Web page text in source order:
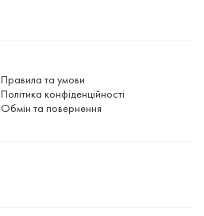
Правила та умови
Політика конфіденційності
Обмін та повернення